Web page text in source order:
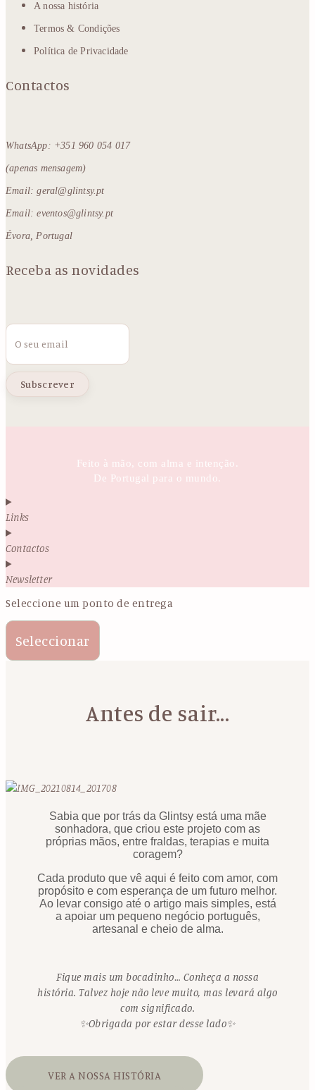
A nossa história
Termos & Condições
Política de Privacidade
Contactos
WhatsApp: +351 960 054 017
(apenas mensagem)
Email: geral@glintsy.pt
Email: eventos@glintsy.pt
Évora, Portugal
Receba as novidades
Email
Feito à mão, com alma e intenção.
De Portugal para o mundo.
Links
Contactos
Newsletter
Seleccione um ponto de entrega
Seleccionar
Antes de sair...
Sabia que por trás da Glintsy está uma mãe
sonhadora, que criou este projeto com as
próprias mãos, entre fraldas, terapias e muita
coragem?
Cada produto que vê aqui é feito com amor, com
propósito e com esperança de um futuro melhor.
Ao levar consigo até o artigo mais simples, está
a apoiar um pequeno negócio português,
artesanal e cheio de alma.
Fique mais um bocadinho… Conheça a nossa
história. Talvez hoje não leve muito, mas levará algo
com significado.
✨Obrigada por estar desse lado✨
VER A NOSSA HISTÓRIA